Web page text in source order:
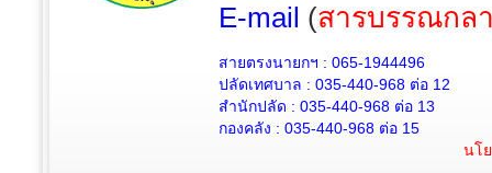
E-mail (สารบรรณกล
สายตรงนายกฯ : 065-1944496
ปลัดเทศบาล : 035-440-968 ต่อ 12
สำนักปลัด : 035-440-968 ต่อ 13
กองคลัง : 035-440-968 ต่อ 15
นโ